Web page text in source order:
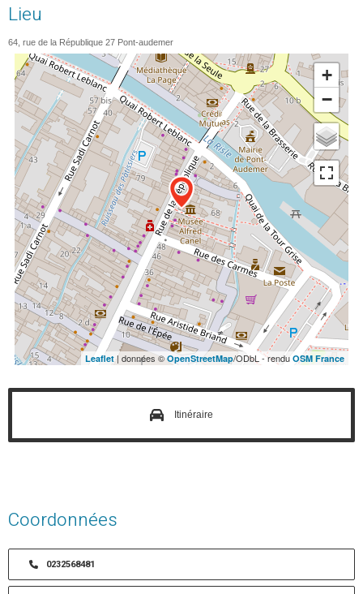
Lieu
64, rue de la République 27 Pont-audemer
+
−
Leaflet| données © OpenStreetMap/ODbL - rendu OSM France
Itinéraire
Coordonnées
0232568481